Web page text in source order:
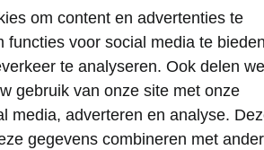
om content en advertenties te
functies voor social media te bieden
te analyseren. Ook delen
gebruik van onze site met onze
media, adverteren en analyse.
gegevens combineren met